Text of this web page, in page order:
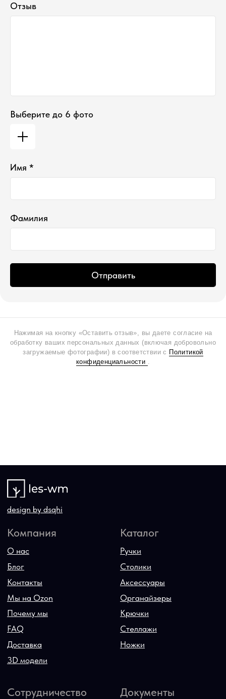
Отзыв
Выберите до 6 фото
Имя *
Фамилия
Отправить
Нажимая на кнопку «Оставить отзыв», вы даете согласие на
обработку ваших персональных данных (включая добровольно
загружаемые фотографии) в соответствии с Политикой
конфиденциальности .